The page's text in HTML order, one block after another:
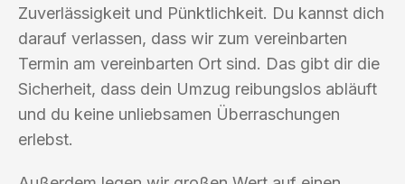
Zuverlässigkeit und Pünktlichkeit. Du kannst dich
darauf verlassen, dass wir zum vereinbarten
Termin am vereinbarten Ort sind. Das gibt dir die
Sicherheit, dass dein Umzug reibungslos abläuft
und du keine unliebsamen Überraschungen
erlebst.